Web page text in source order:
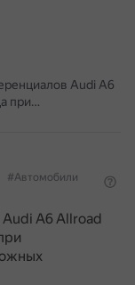
Audi A6
при…
#Автомобили
A6 Allroad